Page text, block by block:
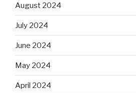
August 2024
July 2024
June 2024
May 2024
April 2024